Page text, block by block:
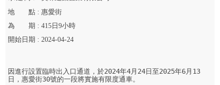
地
點 :惠愛街
為
期 :415 日9小時
開始 日期 :2024-04-24
因進行設置臨時出入口通道，於2024年4月24日至2025年6月13
日，惠愛街30號的一段將實施有限度通車。